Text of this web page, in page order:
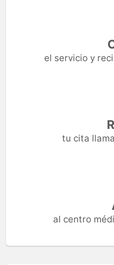
el servicio y
tu cita
al centro